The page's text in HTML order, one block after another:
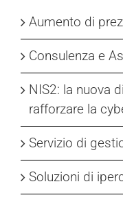
Aumento di
Consulenza e
NIS2: la nuova
rafforzare la
Servizio di
Soluzioni di